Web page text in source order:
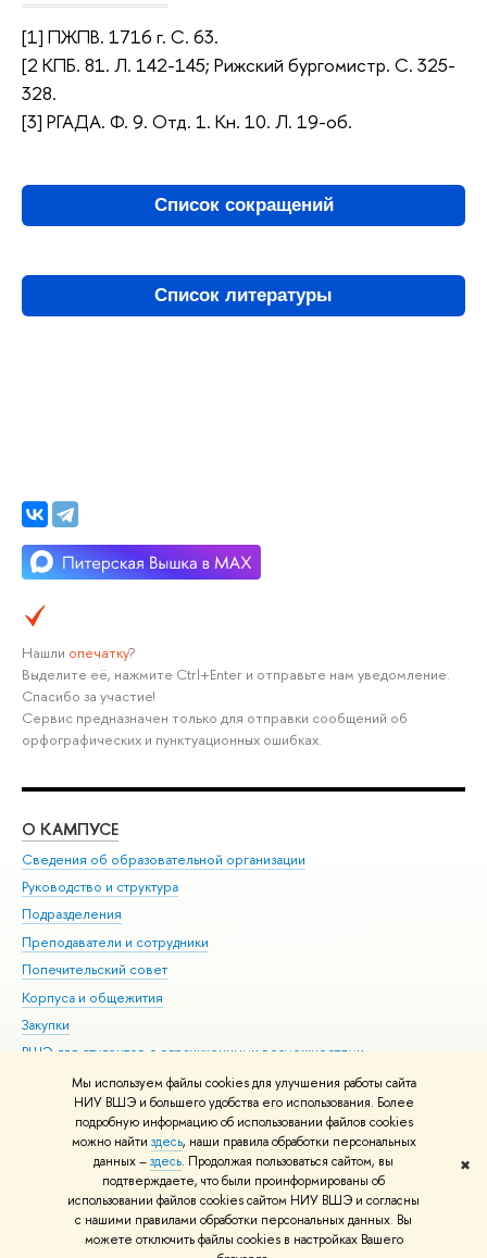
Мы используем файлы cookies для улучшения работы сайта
НИУ ВШЭ и большего удобства его использования. Более
подробную информацию об использовании файлов cookies
можно найти здесь, наши правила обработки персональных
данных –здесь. Продолжая пользоваться сайтом, вы
подтверждаете, что были проинформированы об
использовании файлов cookies сайтом НИУ ВШЭ и согласны
с нашими правилами обработки персональных данных. Вы
можете отключить файлы cookies в настройках Вашего
✖
[1] ПЖПВ. 1716 г. С. 63.
[2 КПБ. 81. Л. 142-145; Рижский бургомистр. С. 325-
328.
[3] РГАДА. Ф. 9. Отд. 1. Кн. 10. Л. 19-об.
Список сокращений
Список литературы
Нашли опечатку?
Выделите её, нажмите Ctrl+Enter и отправьте нам уведомление.
Спасибо за участие!
Сервис предназначен только для отправки сообщений об
орфографических и пунктуационных ошибках.
О КАМПУСЕ
Сведения об образовательной организации
Руководство и структура
Подразделения
Преподаватели и сотрудники
Попечительский совет
Корпуса и общежития
Закупки
ВШЭ для студентов с ограниченными возможностями
здоровья и инвалидностью
Версия для слабовидящих
Единая платежная страница
© НИУ ВШЭ 1993–2026 Адреса и контакты Условия использования
материалов Политика конфиденциальности Карта сайта
Шрифты HSE Sans и HSE Slab разработаны вШколе дизайна НИУ ВШЭ